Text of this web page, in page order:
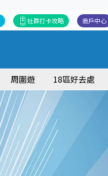
商戶中心
社群打卡攻略
周圍遊 18區好去處